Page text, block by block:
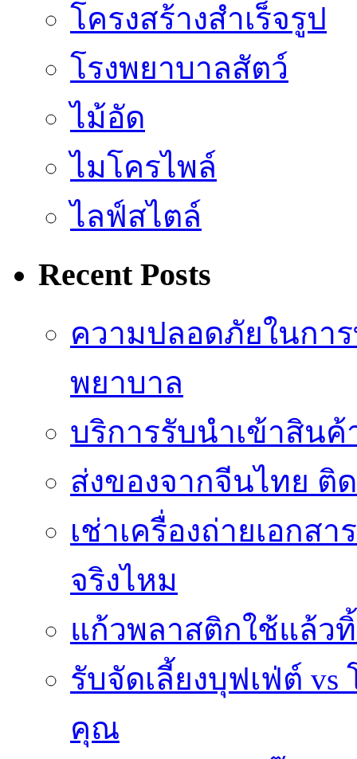
โครงสร้างสำเร็จรูป
โรงพยาบาลสัตว์
ไม้อัด
ไมโครไพล์
ไลฟ์สไตล์
Recent Posts
ความปลอดภัยในกา
พยาบาล
บริการรับนำเข้าสิน
ส่งของจากจีนไทย ติ
เช่าเครื่องถ่ายเอกส
จริงไหม
แก้วพลาสติกใช้แล้ว
รับจัดเลี้ยงบุฟเฟ่ต์
คุณ